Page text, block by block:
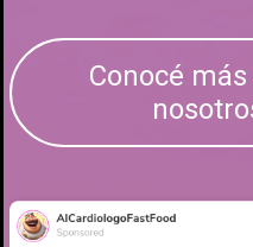
Conocé